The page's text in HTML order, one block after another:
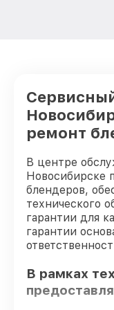
ремонт
В центре
Новосибирске
блендеров,
технического
гарантии для
гарантии
В рамках